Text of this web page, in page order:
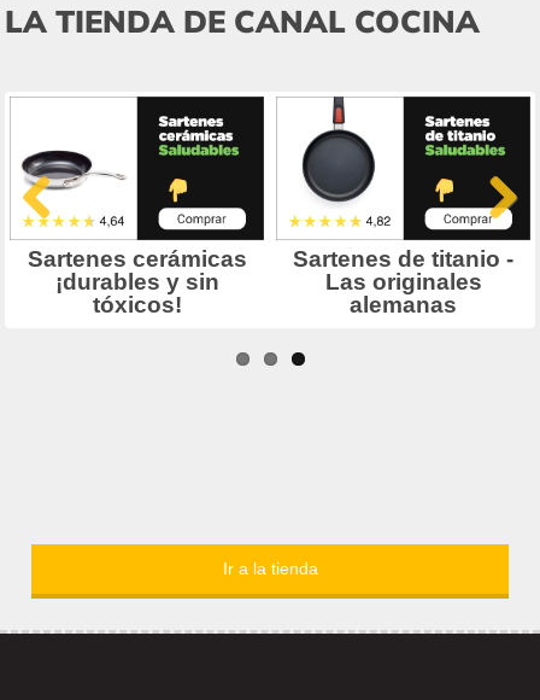
LA TIENDA DE CANAL COCINA
Ir a la tienda